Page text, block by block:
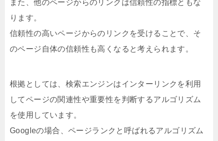
また、他のページからのリンクは信頼性の指標ともな
ります。
信頼性の高いページからのリンクを受けることで、そ
のページ自体の信頼性も高くなると考えられます。
根拠としては、検索エンジンはインターリンクを利用
してページの関連性や重要性を判断するアルゴリズム
を使用しています。
Googleの場合、ページランクと呼ばれるアルゴリズム